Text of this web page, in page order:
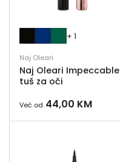
+ 1
Naj Oleari
Naj Oleari Impeccable
tuš za oči
Već od 44,00 KM